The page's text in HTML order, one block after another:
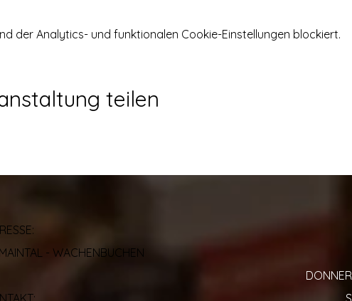
der Analytics- und funktionalen Cookie-Einstellungen blockiert.
teilen
- WACHENBUCHEN